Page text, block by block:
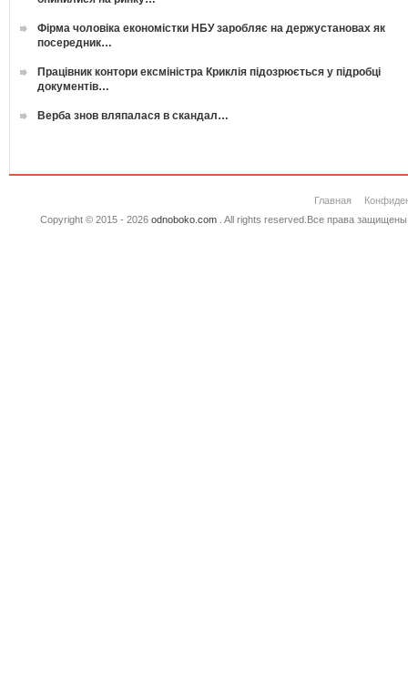
Фірма чоловіка економістки НБУ заробляє на держустановах як
посередник…
Працівник контори ексміністра Криклія підозрюється у підробці
документів…
Верба знов вляпалася в скандал…
Главная
Copyright © 2015 - 2026 odnoboko.com. All rights reserved.Все права защищены.